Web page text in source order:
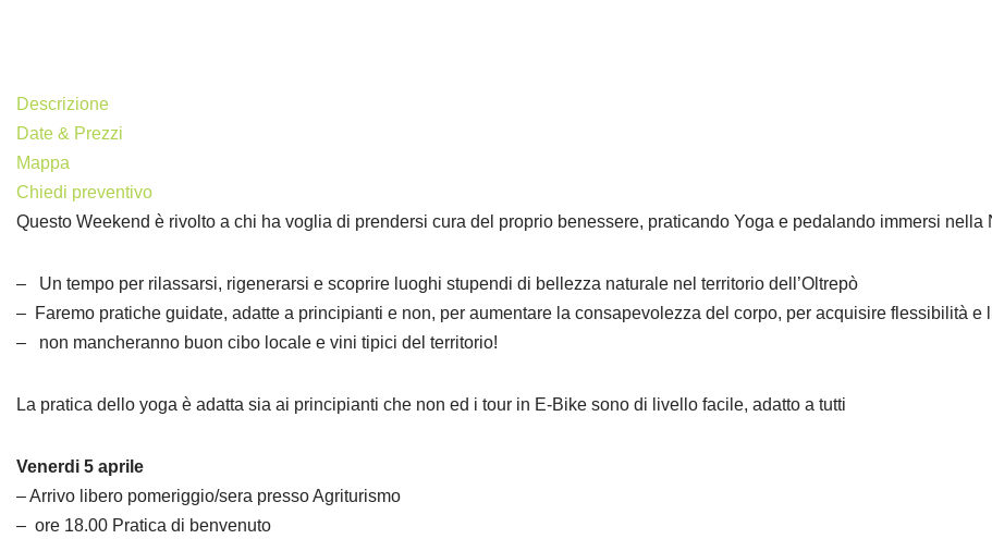
Descrizione
Date & Prezzi
Mappa
Chiedi preventivo
Questo Weekend è rivolto a chi ha voglia di prendersi cura del proprio benessere, praticando Yoga e pedalando immersi
– Un tempo per rilassarsi, rigenerarsi e scoprire luoghi stupendi di bellezza naturale nel territorio dell’Oltrepò
– Faremo pratiche guidate, adatte a principianti e non, per aumentare la consapevolezza del corpo, per acquisire flessibilità e
– non mancheranno buon cibo locale e vini tipici del territorio!
La pratica dello yoga è adatta sia ai principianti che non ed i tour in E-Bike sono di livello facile, adatto a tutti
Venerdi 5 aprile
– Arrivo libero pomeriggio/sera presso Agriturismo
– ore 18.00 Pratica di benvenuto